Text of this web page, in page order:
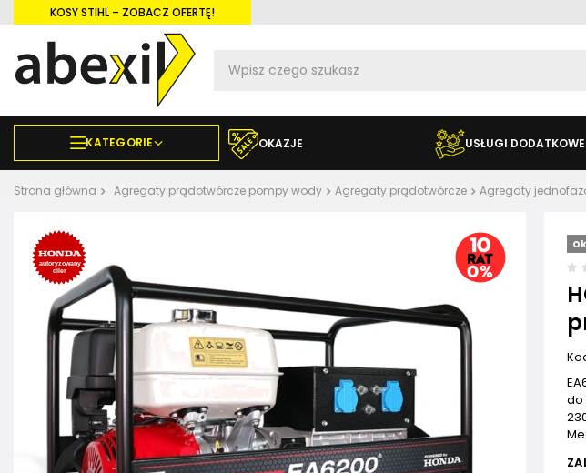
KOSY STIHL – ZOBACZ OFERTĘ!
KATEGORIE OKAZJE USŁUGI DODATKOWE
Strona główna Agregaty prądotwórcze pompy wody Agregaty prądotwórcze Agregaty
do